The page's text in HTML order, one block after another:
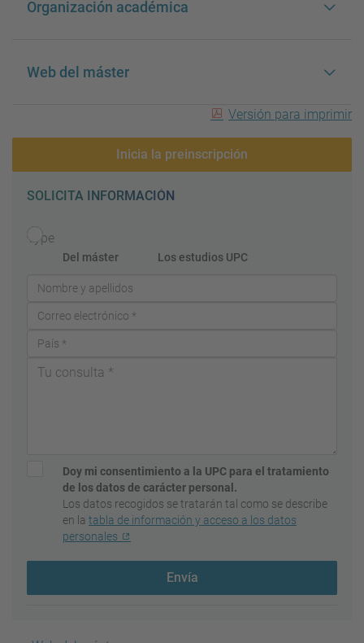
Organización académica
Web del máster
Versión para imprimir
Inicia la preinscripción
SOLICITA INFORMACIÓN
Type
Del máster Los estudios UPC
Doy mi consentimiento a la UPC para el tratamiento
de los datos de carácter personal.
Los datos recogidos se tratarán tal como se describe
en la tabla de información y acceso a los datos
personales
Envía